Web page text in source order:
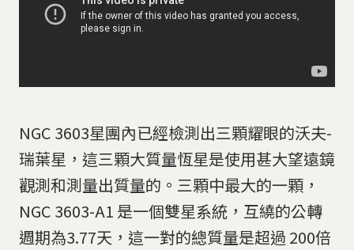
NGC 3603星團內已經檢測出三顆耀眼的沃夫-
瑞葉星，這三顆大質量恆星是使用甚大望遠鏡
觀測和測量出質量的。三顆中最大的一顆，
NGC 3603-A1 是一個雙星系統，互繞的公轉
週期為3.77天，這一對的總質量是超過 200倍